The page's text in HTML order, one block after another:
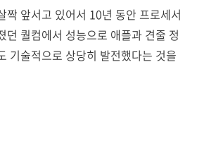
짝 앞서고 있어서 10년 동안 프로세서
던 퀄컴에서 성능으로 애플과 견줄 정
기술적으로 상당히 발전했다는 것을